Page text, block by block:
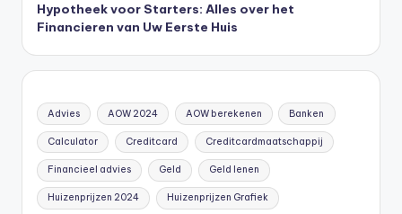
Hypotheek voor Starters: Alles over het
Financieren van Uw Eerste Huis
Advies AOW 2024 AOW berekenen Banken
Calculator Creditcard Creditcardmaatschappij
Financieel advies Geld Geld lenen
Huizenprijzen 2024 Huizenprijzen Grafiek